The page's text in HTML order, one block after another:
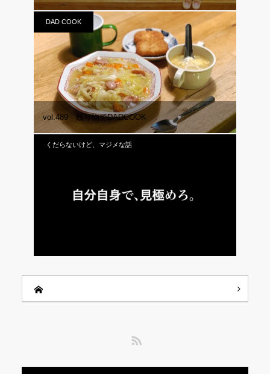
DAD COOK
vol.489 残り物でDADCOOK
くだらないけど、マジメな話